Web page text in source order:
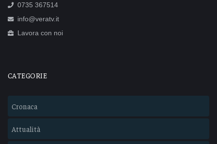
0735 367514
info@veratv.it
Lavora con noi
CATEGORIE
Cronaca
Attualità